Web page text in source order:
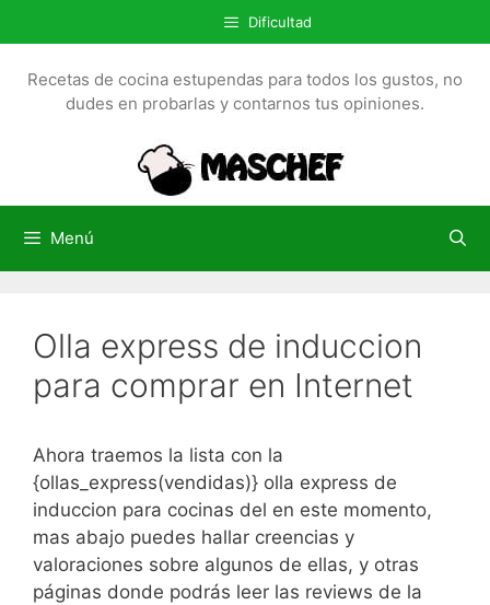
a
l
Dificultad
Recetas de cocina estupendas para todos los gustos, no
dudes en probarlas y contarnos tus opiniones.
Menú
Olla express de induccion
para comprar en Internet
Ahora traemos la lista con la
{ollas_express(vendidas)} olla express de
induccion para cocinas del en este momento,
mas abajo puedes hallar creencias y
valoraciones sobre algunos de ellas, y otras
páginas donde podrás leer las reviews de la